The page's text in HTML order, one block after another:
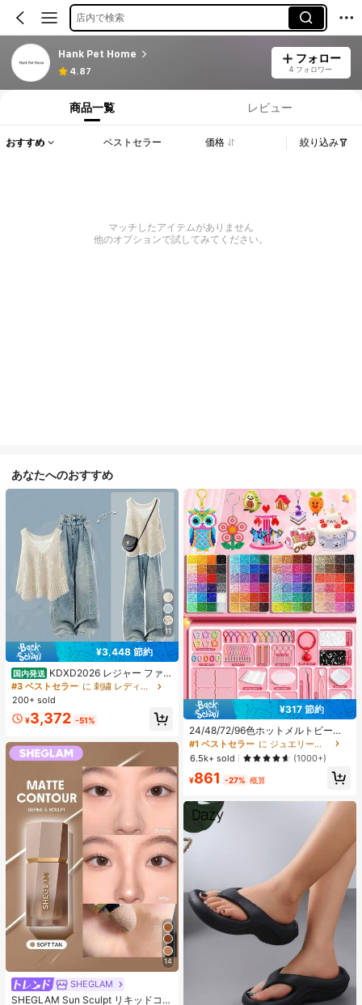
店内で検索
Hank Pet Home
4.87
フォロー
4 フォロワー
商品一覧 レビュー
おすすめ ベストセラー 価格 絞り込み
マッチしたアイテムがありません
他のオプションで試してみてください。
あなたへのおすすめ
11
¥3,448 節約
国内発送 KDXD2026 レジャー ファッ
ション ロングサイズ 夏服 女性 ワイ
ルドスタイル ボア付きトップス ワイ
ルドスタイル ロングスカート 3点セ
ット UVカット 軽量 通気性 袖付き
ヒップカバー効果 通気性抜群 サイズ
豊富
#3 ベストセラー
に 刺繍 レディースコーデ
200+ sold
¥3,372 -51%
14
SHEGLAM
SHEGLAM Sun Sculpt リキッドコン
¥317 節約
24/48/72/96色ホットメルトビーズ
クリエイティブクラフトセット、ス
クエアペグボード、多層収納ボック
ス、アイロンペーパー、カラフルな
キーチェーン、装飾アクセサリー、
ハンギングロープ付き、DIY愛好家
がDIYパズル、バレンタインデーギ
フト、誕生日ギフトを手作りできま
す。
#1 ベストセラー
に ジュエリー製作セット
売り切れ間近！
#1 ベストセラー
に ジュエリー製作セット
売り切れ間近！
#1 ベストセラー
に ジュエリー製作セット
売り切れ間近！
#1 ベストセラー
売り切れ間近！
6.5k+ sold (1000+)
¥861 -27% 概算